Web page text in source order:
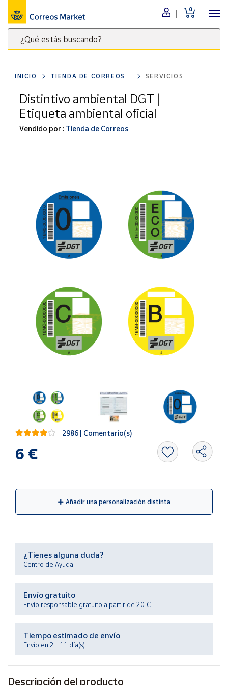
0
¿Qué estás buscando?
clave
para
buscar
productos
Menú
Nuestro
catálogo
Alimentación
Bebidas
Ocio y cultura
Juguetes y
Tienda de
Artesanía
populares
vendedores
novedades
Market
Productos
Centro
Contacto
Mapa de
vendedores
Hazte
Área
vendedor
INICIO TIENDA DE CORREOS SERVICIOS
Distintivo ambiental DGT |
Etiqueta ambiental oficial
Vendido por : Tienda de Correos
2986 | Comentario(s)
6 €
Añadir una personalización distinta
¿Tienes alguna duda?
Centro de Ayuda
Envío gratuito
Envío responsable gratuito a partir de 20 €
Tiempo estimado de envío
Envío en 2 - 11 día(s)
Descripción del producto